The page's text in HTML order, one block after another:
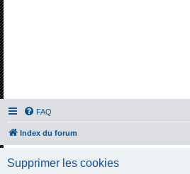
FAQ
Index du forum
Supprimer les cookies